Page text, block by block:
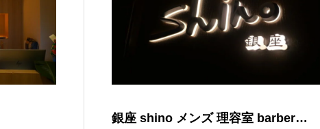
銀座 shino メンズ 理容室 barber